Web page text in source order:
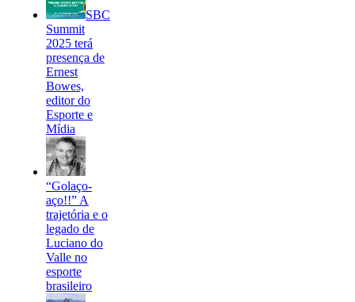
SBC
Summit
2025 terá
presença de
Ernest
Bowes,
editor do
Esporte e
Mídia
“Golaço-
aço!!” A
trajetória e o
legado de
Luciano do
Valle no
esporte
brasileiro